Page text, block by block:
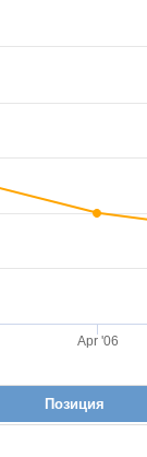
Apr '06
Позиция